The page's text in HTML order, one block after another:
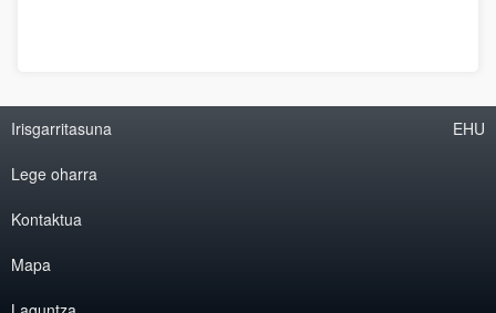
Irisgarritasuna
Lege oharra
Kontaktua
Mapa
EHU